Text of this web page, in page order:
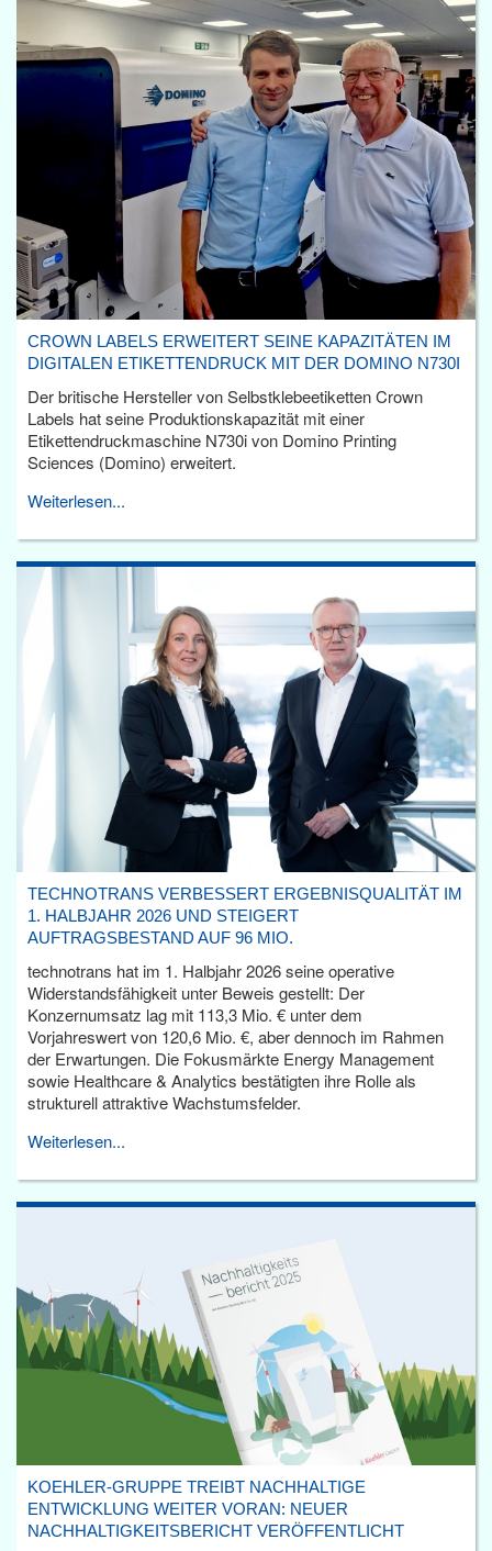
CROWN LABELS ERWEITERT SEINE KAPAZITÄTEN IM
DIGITALEN ETIKETTENDRUCK MIT DER DOMINO N730I
Der britische Hersteller von Selbstklebeetiketten Crown
Labels hat seine Produktionskapazität mit einer
Etikettendruckmaschine N730i von Domino Printing
Sciences (Domino) erweitert.
Weiterlesen...
TECHNOTRANS VERBESSERT ERGEBNISQUALITÄT IM
1. HALBJAHR 2026 UND STEIGERT
AUFTRAGSBESTAND AUF 96 MIO.
technotrans hat im 1. Halbjahr 2026 seine operative
Widerstandsfähigkeit unter Beweis gestellt: Der
Konzernumsatz lag mit 113,3 Mio. € unter dem
Vorjahreswert von 120,6 Mio. €, aber dennoch im Rahmen
der Erwartungen. Die Fokusmärkte Energy Management
sowie Healthcare & Analytics bestätigten ihre Rolle als
strukturell attraktive Wachstumsfelder.
Weiterlesen...
KOEHLER-GRUPPE TREIBT NACHHALTIGE
ENTWICKLUNG WEITER VORAN: NEUER
NACHHALTIGKEITSBERICHT VERÖFFENTLICHT